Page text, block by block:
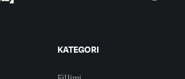
KATEGORI